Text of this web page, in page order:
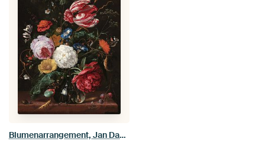
Blumenarrangement, Jan Davidsz. de Heem